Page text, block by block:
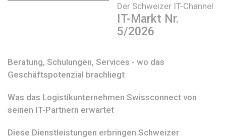
Der Schweizer IT-Channel
IT-Markt Nr.
5/2026
Beratung, Schulungen, Services - wo das
Geschäftspotenzial brachliegt
Was das Logistikunternehmen Swissconnect von
seinen IT-Partnern erwartet
Diese Dienstleistungen erbringen Schweizer